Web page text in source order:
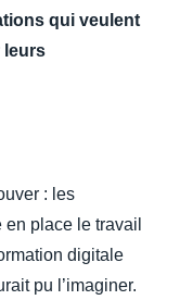
qui veulent
leurs
: les
place le travail
digitale
pu l’imaginer.